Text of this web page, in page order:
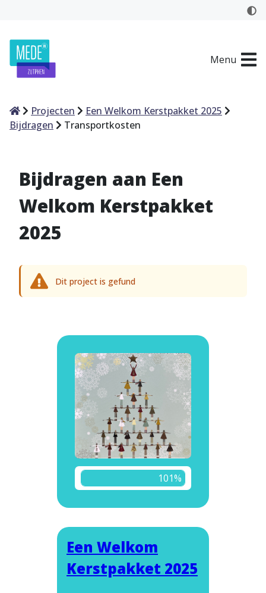
Menu
HomeProjecten
Een Welkom Kerstpakket 2025
Bijdragen
Transportkosten
Bijdragen aan Een
Welkom Kerstpakket
2025
Dit project is gefund
101%
Een Welkom
Kerstpakket 2025